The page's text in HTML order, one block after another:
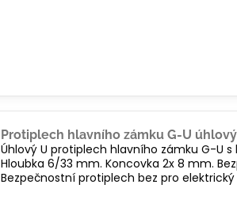
Protiplech hlavního zámku G-U
Úhlový U protiplech hlavního zámku G-U
Hloubka 6/33 mm. Koncovka 2x 8 mm.
Bezpečnostní protiplech bez pro